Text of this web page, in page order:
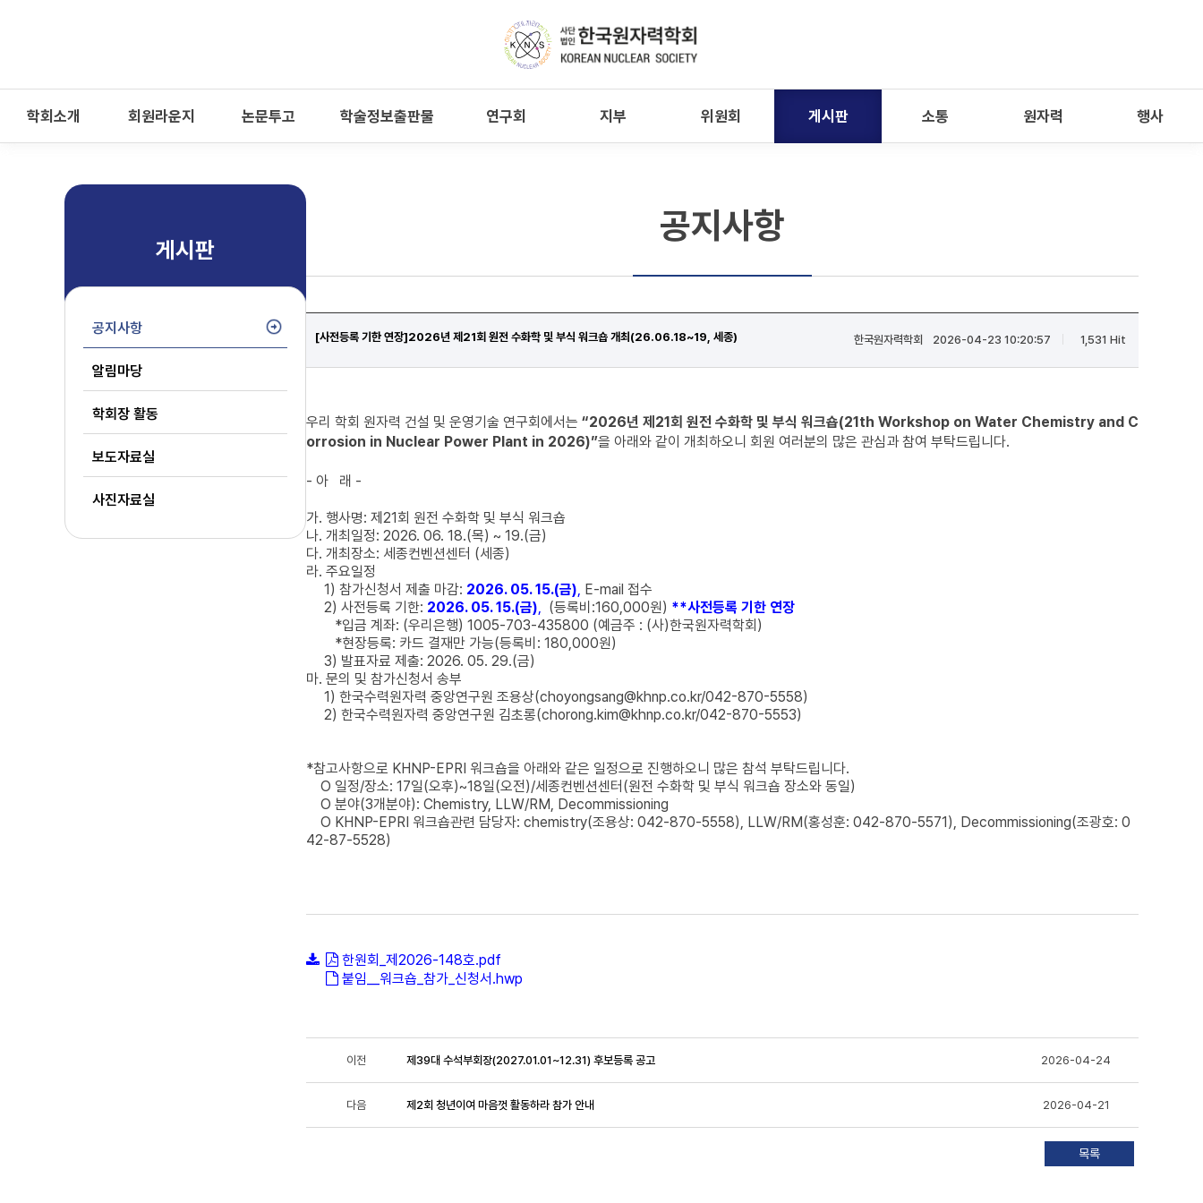
학회소개 회원라운지 논문투고 학술정보출판물 연구회 지부 위원회 게시판 소통 원자력 행사
게시판
공지사항
알림마당
학회장 활동
보도자료실
사진자료실
공지사항
[사전등록 기한 연장]2026년 제21회 원전 수화학 및 부식 워크숍 개최(26.06.18~19, 세종) 한국원자력학회| 2026-04-23 10:20:57 1,531 Hit
우리 학회 원자력 건설 및 운영기술 연구회에서는 “2026년 제21회 원전 수화학 및 부식 워크숍(21th Workshop on Water Chemistry and C
orrosion in Nuclear Power Plant in 2026)”을 아래와 같이 개최하오니 회원 여러분의 많은 관심과 참여 부탁드립니다.
- 아 래 -
가. 행사명: 제21회 원전 수화학 및 부식 워크숍
나. 개최일정: 2026. 06. 18.(목) ~ 19.(금)
다. 개최장소: 세종컨벤션센터 (세종)
라. 주요일정
1) 참가신청서 제출 마감: 2026. 05. 15.(금), E-mail 접수
2) 사전등록 기한: 2026. 05. 15.(금), (등록비:160,000원) **사전등록 기한 연장
*입금 계좌: (우리은행) 1005-703-435800 (예금주 : (사)한국원자력학회)
*현장등록: 카드 결재만 가능(등록비: 180,000원)
3) 발표자료 제출: 2026. 05. 29.(금)
마. 문의 및 참가신청서 송부
1) 한국수력원자력 중앙연구원 조용상(choyongsang@khnp.co.kr/042-870-5558)
2) 한국수력원자력 중앙연구원 김초롱(chorong.kim@khnp.co.kr/042-870-5553)
*참고사항으로 KHNP-EPRI 워크숍을 아래와 같은 일정으로 진행하오니 많은 참석 부탁드립니다.
O 일정/장소: 17일(오후)~18일(오전)/세종컨벤션센터(원전 수화학 및 부식 워크숍 장소와 동일)
O 분야(3개분야): Chemistry, LLW/RM, Decommissioning
O KHNP-EPRI 워크숍관련 담당자: chemistry(조용상: 042-870-5558), LLW/RM(홍성훈: 042-870-5571), Decommissioning(조광호: 0
42-87-5528)
한원회_제2026-148호.pdf
붙임__워크숍_참가_신청서.hwp
이전 제39대 수석부회장(2027.01.01~12.31) 후보등록 공고 2026-04-24
다음 제2회 청년이여 마음껏 활동하라 참가 안내 2026-04-21